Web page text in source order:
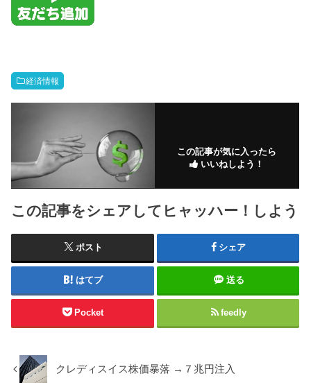
経済情報
この記事が気に入ったら
いいねしよう！
この記事をシェアしてヒャッハー！しよう
ポスト シェア
はてブ 送る
Pocket feedly
クレディスイス株価暴落 →７兆円注入